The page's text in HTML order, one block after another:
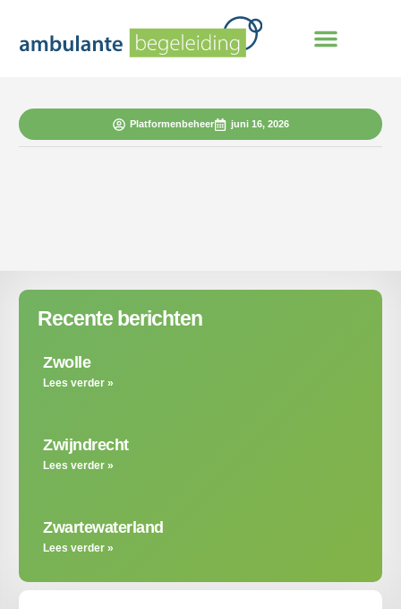
Platformenbeheer juni 16, 2026
Recente berichten
Zwolle
Lees verder »
Zwijndrecht
Lees verder »
Zwartewaterland
Lees verder »